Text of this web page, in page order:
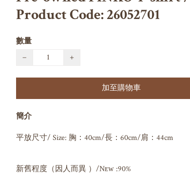
Product Code: 26052701
數量
−
+
加至購物車
簡介
平放尺寸/ Size: 胸：40cm/長：60cm/肩：44cm
新舊程度（因人而異 ）/Nᴇᴡ :90%